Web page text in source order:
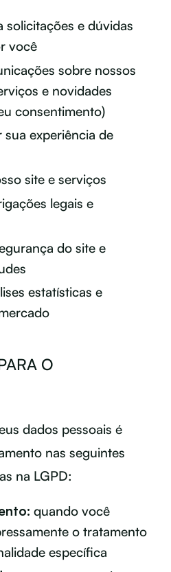
solicitações e dúvidas
você
sobre nossos
e novidades
consentimento)
sua experiência de
site e serviços
legais e
do site e
estatísticas e
O
dados pessoais é
nas seguintes
na LGPD:
quando você
o tratamento
específica